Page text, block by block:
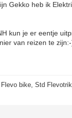
Gekko heb ik
kun je er eentje
van reizen te
bike, Std